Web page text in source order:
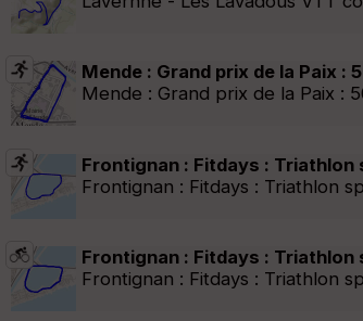
Mende : Grand prix de la Paix :
Mende : Grand prix de la Paix :
Frontignan : Fitdays :
Frontignan : Fitdays : Triathlon
Frontignan : Fitdays : Triathlon
Frontignan : Fitdays : Triathlon